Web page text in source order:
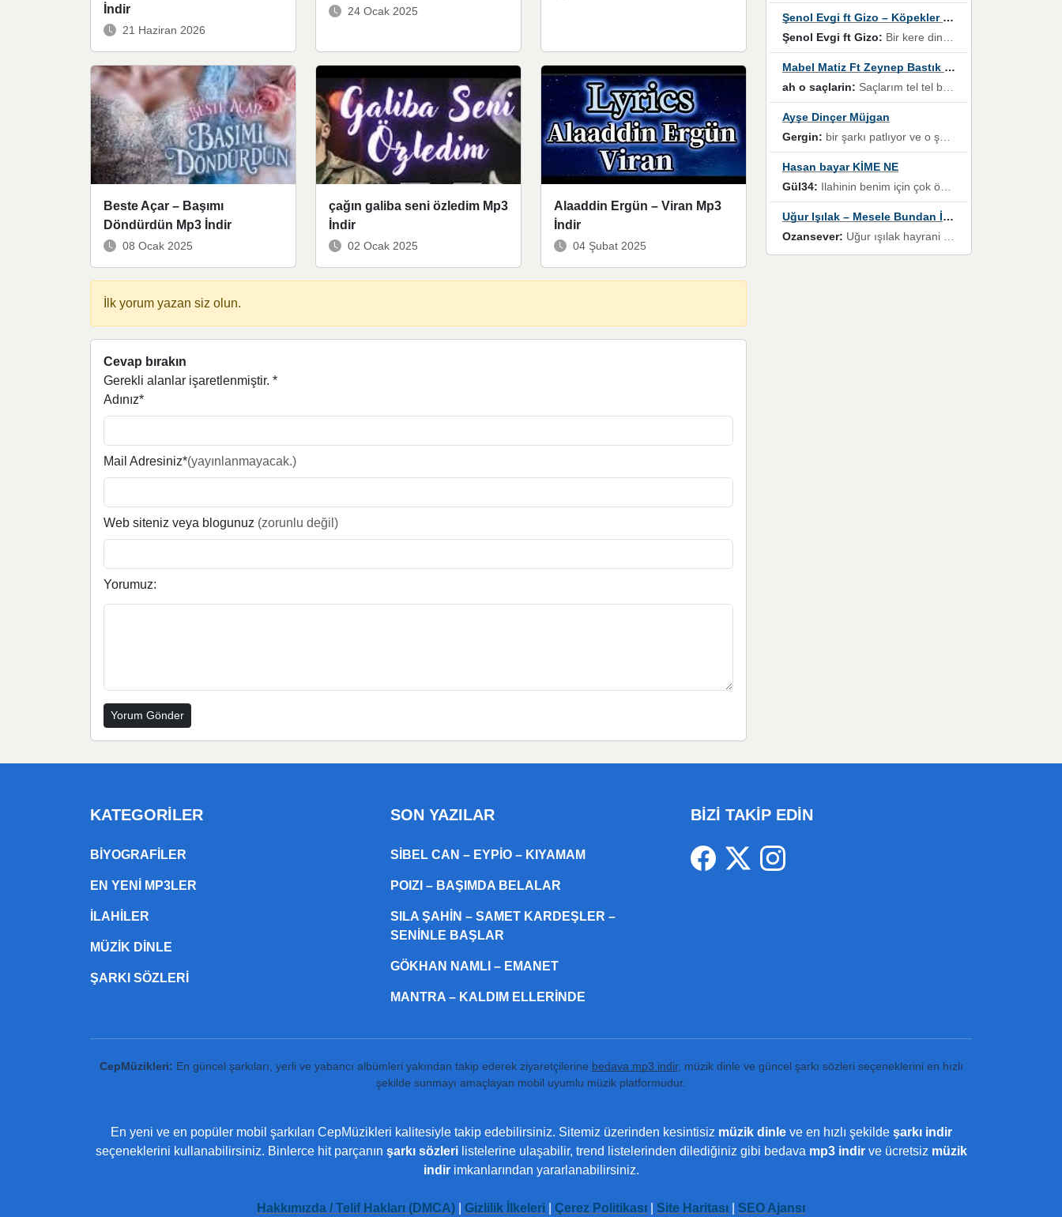
İndir
21 Haziran 2026
24 Ocak 2025
Beste Açar – Başımı
Döndürdün Mp3 İndir
08 Ocak 2025
çağın galiba seni özledim Mp3
İndir
02 Ocak 2025
Alaaddin Ergün – Viran Mp3
İndir
04 Şubat 2025
İlk yorum yazan siz olun.
Cevap bırakın
Gerekli alanlar işaretlenmiştir. *
Adınız*
Mail Adresiniz*(yayınlanmayacak.)
Web siteniz veya blogunuz (zorunlu değil)
Yorumuz:
Şenol Evgi ft Gizo – Köpekler Tanımadıklarına havlar
Şenol Evgi ft Gizo: Bir kere dinlememe rağmen kulaklardan gitmiyor sen sen sen sen kurban ol sen sen sen sen hayran ol yükses ses müzik dinleme sebebisiniz canlar bomba gibi patladınız maşallah
Mabel Matiz Ft Zeynep Bastık – Saçların
ah o saçlarin: Saçlarım tel tel beyazlıyor beyazlagına degil yanımda sen yoksun ona üzülüyorum günler bir bir geçiyor geçen günlere değil sensiz geçen günlere darılıyorum,Dinledikce asla kavusamayacagim ama asla unutamicagim sevdiğim adam için yanar içim
Ayşe Dinçer Müjgan
Gergin: bir şarkı patlıyor ve o şarkıyı millet her paylaşımın altına koyuyor ve öyle bir durum hal alıyor ki şarkıyı dinlemeden şarkıdan bikıyorsun Ama bu enteresan bir şekilde dillere dolanıyor millet olarak seviyoruz dertlerle boğuşurken bir yandan da göbek atmayi))) diyeceklerim bu kadar güzel hoş bir sayfa emeğinize sağlık arkadaşlar kolay gelsin
Hasan bayar KİME NE
Gül34: Ilahinin benim için çok özel bir yeri var İlk çıktığında komşum ne kadar yüksek sesle dinliyorsa orada duymuştum ve YouTube'dan aratıp Bu ilahiyi bulmuştum ve sonra müdavimi oldum günlük Ben de 3-5 kere dinleyip ezberleyip artık ilahiye bende eşlik ediyorum yüksek sesle Allah razı olsun hizmet nimettir Rabbim sizin zahmetlerinize de hayırlı nimetler versin Selam ve dua ile Allah'a emanet olun
Uğur Işılak – Mesele Bundan İbaret
Ozansever: Uğur ışılak hayrani olarak eski yeni tüm eserlerini keyifle huzurla dinleyenlerden birisiyim, emeğine saygı duyan gönül veren bunu en güzel şekilde sevenlerine ulaştıran siz değerli sayfa yöneticilerine de teşekkür ederim
KATEGORILER
BIYOGRAFILER
EN YENI MP3LER
ILAHILER
MÜZIK DINLE
ŞARKI SÖZLERI
SON YAZILAR
SIBEL CAN – EYPIO – KIYAMAM
POIZI – BAŞIMDA BELALAR
SILA ŞAHIN – SAMET KARDEŞLER –
SENINLE BAŞLAR
GÖKHAN NAMLI – EMANET
MANTRA – KALDIM ELLERINDE
BİZİ TAKİP EDİN
CepMüzikleri: En güncel şarkıları, yerli ve yabancı albümleri yakından takip ederek ziyaretçilerine bedava mp3 indir, müzik dinle ve güncel şarkı sözleri seçeneklerini en hızlı
şekilde sunmayı amaçlayan mobil uyumlu müzik platformudur.
En yeni ve en popüler mobil şarkıları CepMüzikleri kalitesiyle takip edebilirsiniz. Sitemiz üzerinden kesintisiz müzik dinleve en hızlı şekilde şarkı indir
seçeneklerini kullanabilirsiniz. Binlerce hit parçanın şarkı sözlerilistelerine ulaşabilir, trend listelerinden dilediğiniz gibi bedava mp3 indirve ücretsiz müzik
indirimkanlarından yararlanabilirsiniz.
Hakkımızda / Telif Hakları (DMCA) Gizlilik İlkeleri Çerez Politikası Site Haritası SEO Ajansı